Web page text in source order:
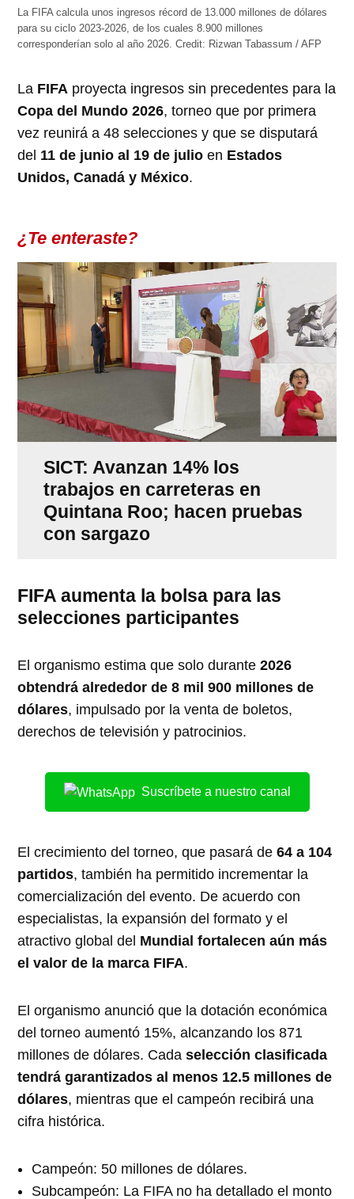
La FIFA calcula unos ingresos récord de 13.000 millones de dólares
para su ciclo 2023-2026, de los cuales 8.900 millones
corresponderían solo al año 2026.Credit: Rizwan Tabassum / AFP
La FIFA proyecta ingresos sin precedentes para la
Copa del Mundo 2026, torneo que por primera
vez reunirá a 48 selecciones y que se disputará
del 11 de junio al 19 de julio en Estados
Unidos, Canadá y México.
¿Te enteraste?
SICT: Avanzan 14% los
trabajos en carreteras en
Quintana Roo; hacen pruebas
con sargazo
FIFA aumenta la bolsa para las
selecciones participantes
El organismo estima que solo durante 2026
obtendrá alrededor de 8 mil 900 millones de
dólares, impulsado por la venta de boletos,
derechos de televisión y patrocinios.
Suscríbete a nuestro canal
El crecimiento del torneo, que pasará de 64 a 104
partidos, también ha permitido incrementar la
comercialización del evento. De acuerdo con
especialistas, la expansión del formato y el
atractivo global del Mundial fortalecen aún más
el valor de la marca FIFA.
El organismo anunció que la dotación económica
del torneo aumentó 15%, alcanzando los 871
millones de dólares. Cadaselección clasificada
tendrá garantizados al menos 12.5 millones de
dólares, mientras que el campeón recibirá una
cifra histórica.
Campeón: 50 millones de dólares.
Subcampeón: La FIFA no ha detallado el monto